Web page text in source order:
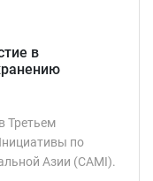
в
Третьем
по
Азии (CAMI).